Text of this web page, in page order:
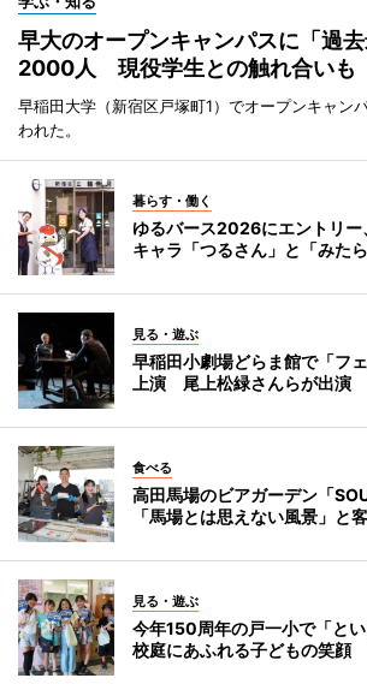
早大のオープンキャンパスに「過
2000人 現役学生との触れ合いも
早稲田大学（新宿区戸塚町1）でオープンキャン
われた。
暮らす・働く
ゆるバース2026にエントリー
キャラ「つるさん」と「みたら
見る・遊ぶ
早稲田小劇場どらま館で「フ
上演 尾上松緑さんらが出演
食べる
高田馬場のビアガーデン「
「馬場とは思えない風景」と
見る・遊ぶ
今年150周年の戸一小で「と
校庭にあふれる子どもの笑顔